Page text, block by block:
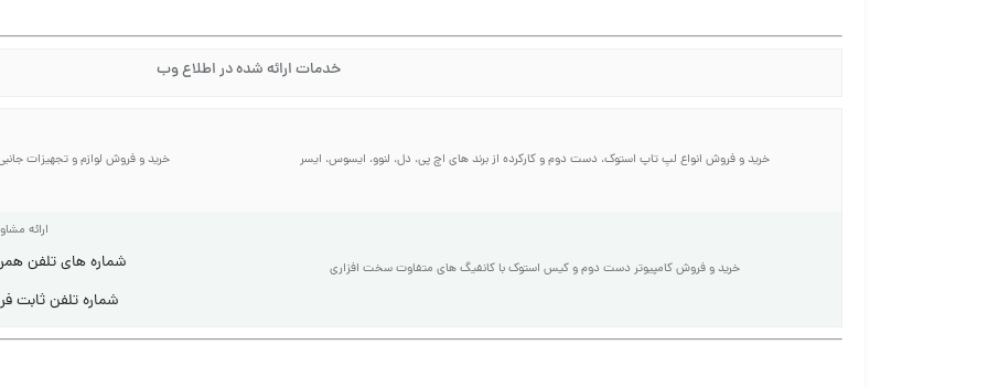
خدمات ارائه شده در اطلاع وب
خرید و فروش انواع لپ تاپ استوک، دست دوم و کارکرده از برند های اچ پی، دل، لنوو، ایسوس، ایسر خرید و فروش لوازم و تجهیزات جانبی
خرید و فروش کامپیوتر دست دوم و کیس استوک با کانفیگ های متفاوت سخت افزاری
ارائه
شماره های تلفن همراه: ۷۶۱ ۷۳ ۷۳ ۰۹۱۲ و یا ۸۰۴ ۱۱
شماره تلفن ثابت